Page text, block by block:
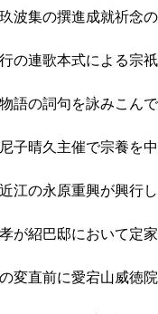
波集の撰進成就祈念の
の連歌本式による宗祇
語の詞句を詠みこんで
子晴久主催で宗養を中
江の永原重興が興行し
が紹巴邸において定家
変直前に愛宕山威徳院